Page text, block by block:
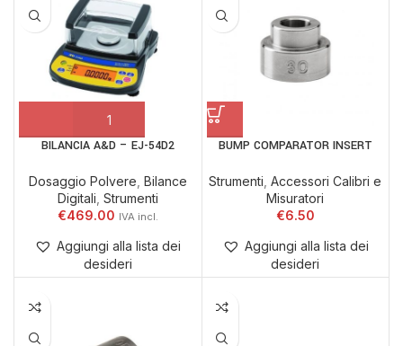
BILANCIA A&D – EJ-54D2
Dosaggio Polvere Bilance
Digitali Strumenti
€469.00
Aggiungi alla lista dei
desideri
BUMP COMPARATOR INSERT
Strumenti ,Accessori Calibri e
Misuratori
€6.50
Aggiungi alla lista dei
desideri